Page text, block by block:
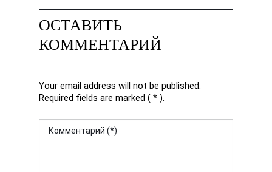
ОСТАВИТЬ
КОММЕНТАРИЙ
Your email address will not be published.
Required fields are marked ( * ).